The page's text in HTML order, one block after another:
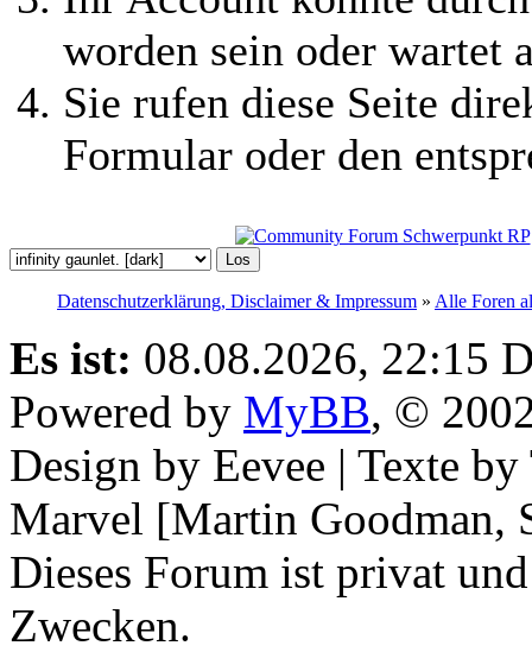
worden sein oder wartet
Sie rufen diese Seite
Formular oder den
Datenschutzerklärung, Disclaimer & Impressum » Alle Foren
Es ist: 08.08.2026, 22:15
Powered by MyBB, ©
Design by Eevee | Texte
Marvel [Martin Goodman,
Dieses Forum ist privat
Zwecken.